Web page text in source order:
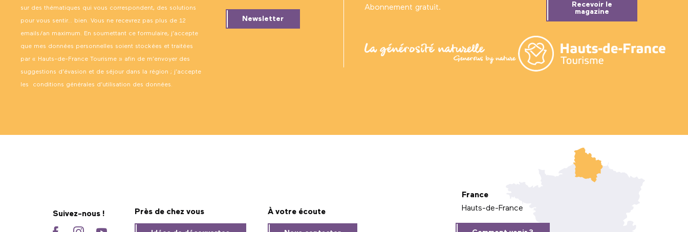
sur des thématiques qui vous correspondent, des solutions
pour vous sentir… bien. Vous ne recevrez pas plus de 12
emails/an maximum. En soumettant ce formulaire, j’accepte
que mes données personnelles soient stockées et traitées
par « Hauts-de-France Tourisme » afin de m’envoyer des
suggestions d’évasion et de séjour dans la région ; j’accepte
les conditions générales d’utilisation des données.
Newsletter
Abonnement gratuit.
Recevoir le
magazine
Suivez-nous ! Près de chez vous À votre écoute
France
Hauts-de-France